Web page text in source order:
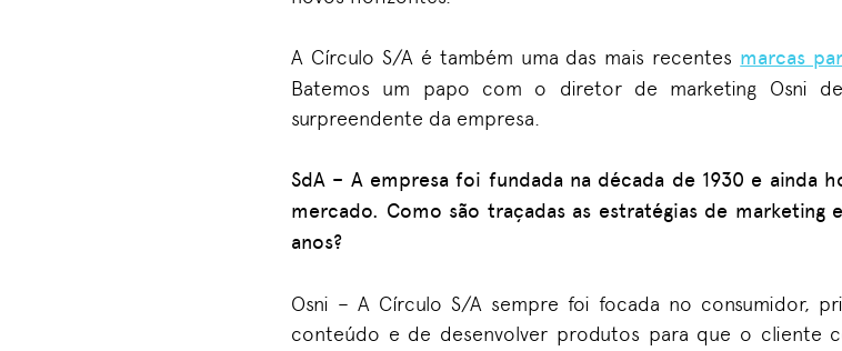
A Círculo S/A é também uma das mais recentes marcas
Batemos um papo com o diretor de marketing Osni
surpreendente da empresa.
SdA – A empresa foi fundada na década de 1930 e ainda
mercado. Como são traçadas as estratégias de
anos?
Osni – A Círculo S/A sempre foi focada no consumidor,
conteúdo e de desenvolver produtos para que o cliente